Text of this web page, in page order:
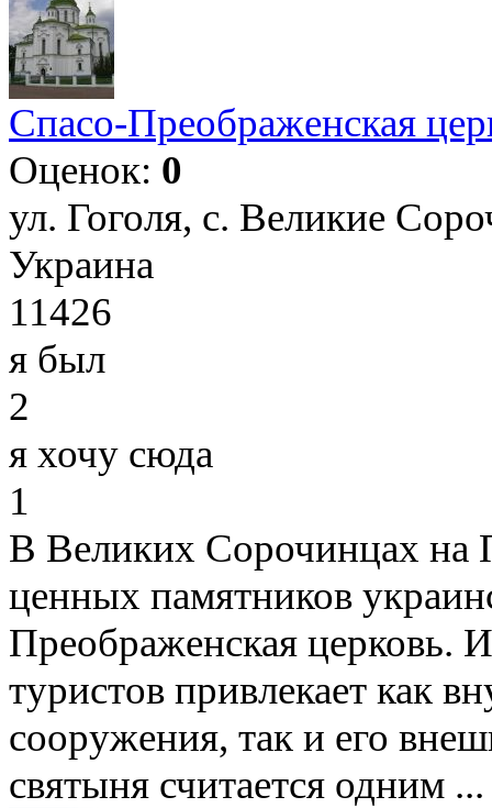
Спасо-Преображенская
Оценок: 0
ул. Гоголя, с. Великие
Украина
11426
я был
2
я хочу сюда
1
В Великих Сорочинцах на
ценных памятников
Преображенская
туристов привлекает как
сооружения, так и его
святыня считается одним ...